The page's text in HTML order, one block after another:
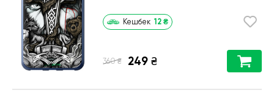
Кешбек 12 ₴
360 ₴ 249 ₴